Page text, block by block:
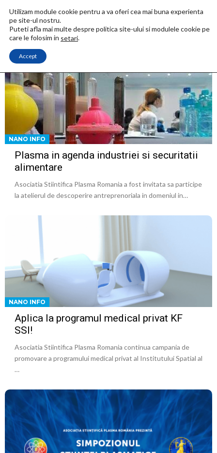
NANO INFO
Plasma in agenda industriei si securitatii
alimentare
Asociatia Stiintifica Plasma Romania a fost invitata sa participe
la atelierul de descoperire antreprenoriala in domeniul in…
NANO INFO
Aplica la programul medical privat KF
SSI!
Asociatia Stiintifica Plasma Romania continua campania de
promovare a programului medical privat al Institutului Spatial al
…
Utilizam module cookie pentru a va oferi cea mai buna experienta
pe site-ul nostru.
Puteti afla mai multe despre politica site-ului si modulele cookie pe
care le folosim in setari.
Accept